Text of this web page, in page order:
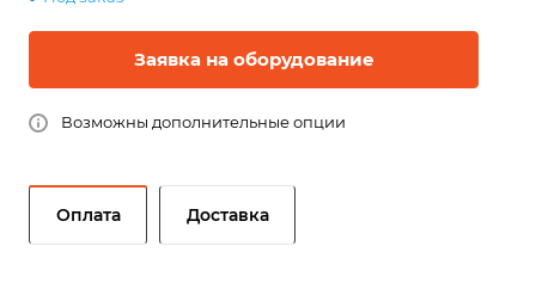
Заявка на оборудование
Возможны дополнительные опции
Оплата Доставка